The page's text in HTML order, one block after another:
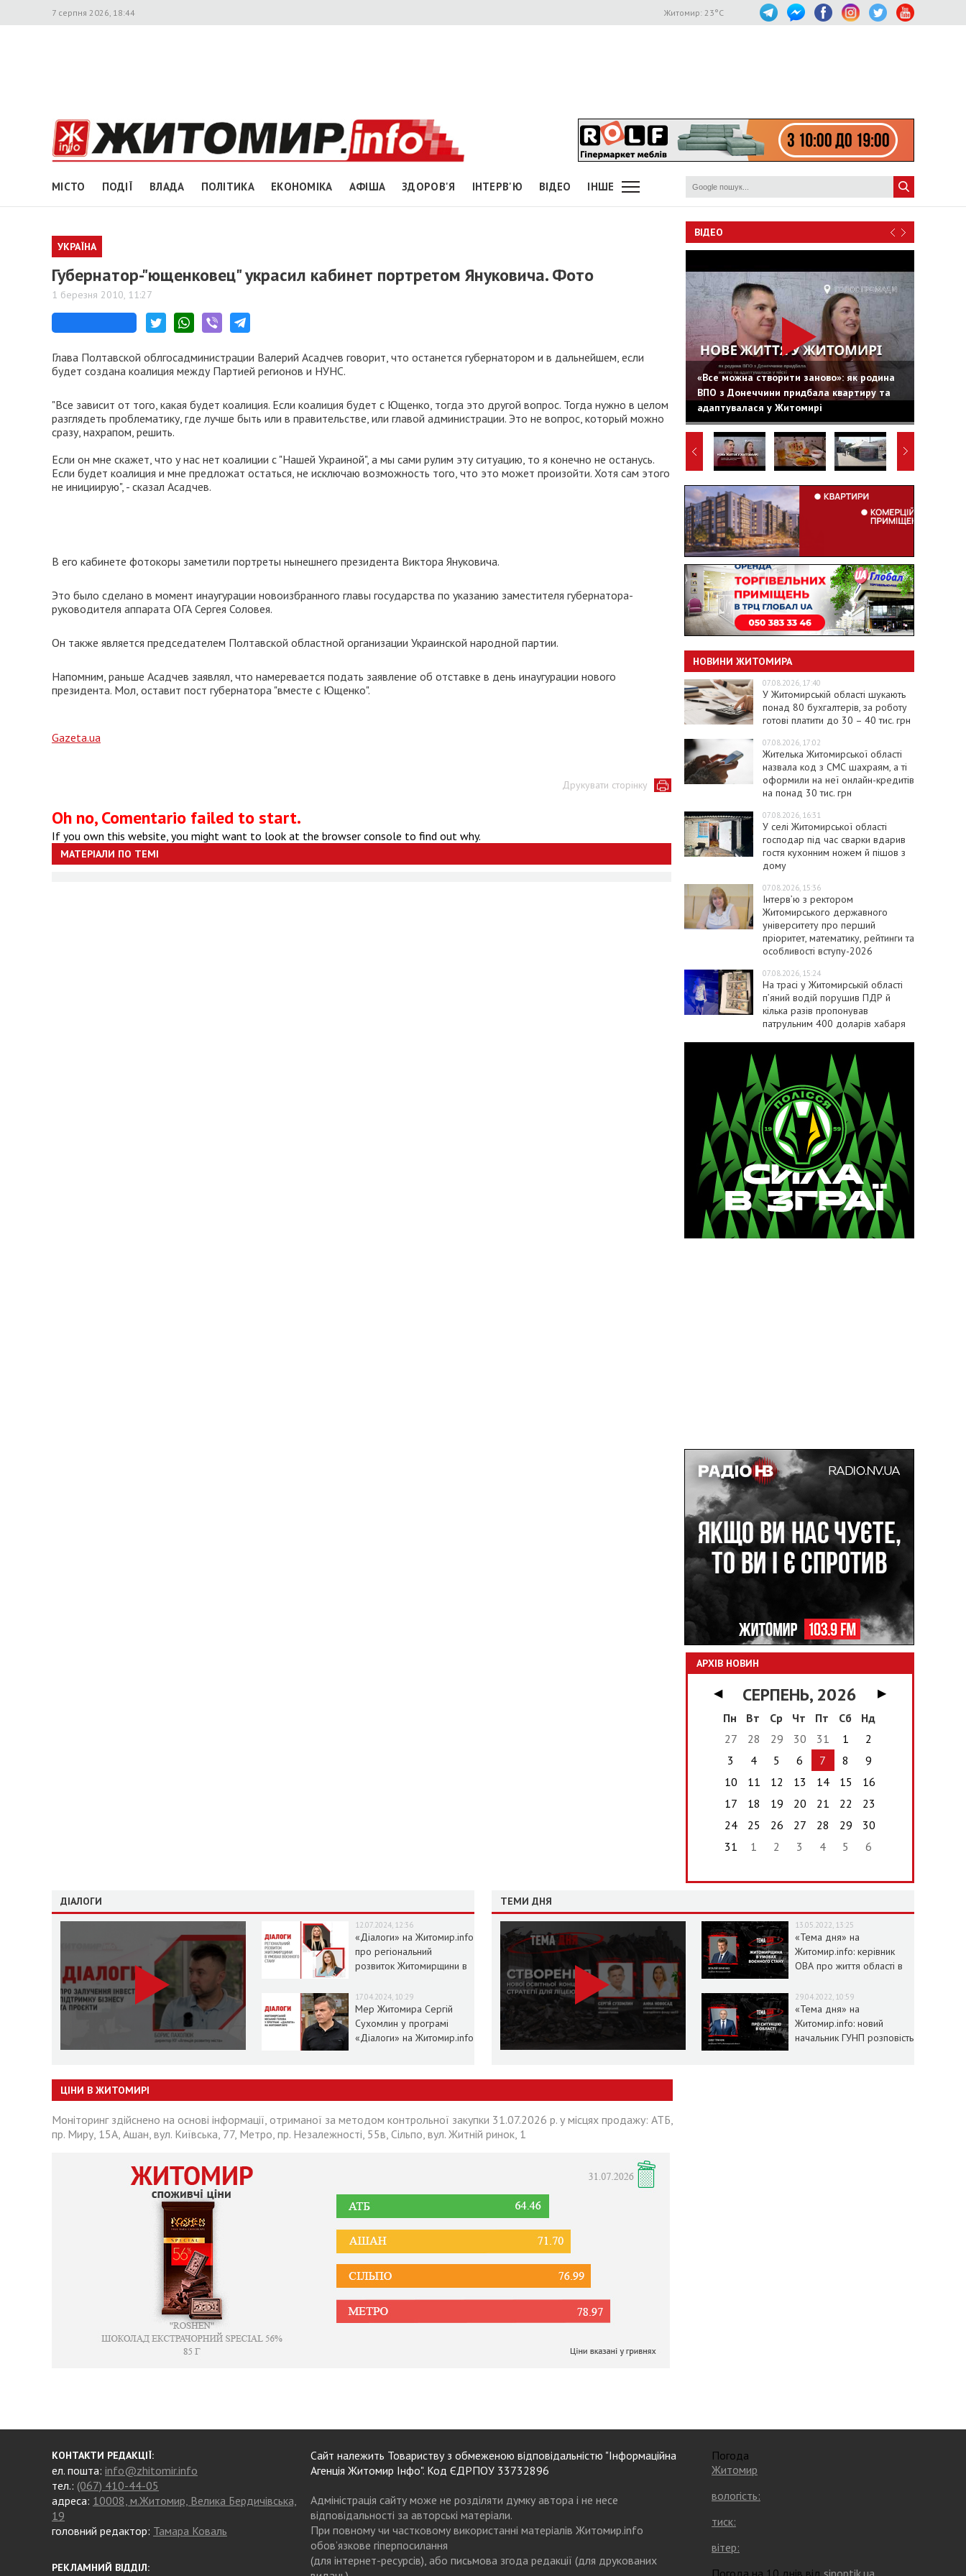
7 серпня 2026, 18:44 Житомир: 23°C
МІСТО ПОДІЇ ВЛАДА ПОЛІТИКА ЕКОНОМІКА АФІША ЗДОРОВ'Я ІНТЕРВ'Ю ВІДЕО ІНШЕ
УКРАЇНА
Губернатор-"ющенковец" украсил кабинет портретом Януковича. Фото
1 березня 2010, 11:27
Глава Полтавской облгосадминистрации Валерий Асадчев говорит, что останется губернатором и в дальнейшем, если
будет создана коалиция между Партией регионов и НУНС.
"Все зависит от того, какая будет коалиция. Если коалиция будет с Ющенко, тогда это другой вопрос. Тогда нужно в целом
разглядеть проблематику, где лучше быть или в правительстве, или главой администрации. Это не вопрос, который можно
сразу, нахрапом, решить.
Если он мне скажет, что у нас нет коалиции с "Нашей Украиной", а мы сами рулим эту ситуацию, то я конечно не останусь.
Если будет коалиция и мне предложат остаться, не исключаю возможность того, что это может произойти. Хотя сам этого
не инициирую", - сказал Асадчев.
В его кабинете фотокоры заметили портреты нынешнего президента Виктора Януковича.
Это было сделано в момент инаугурации новоизбранного главы государства по указанию заместителя губернатора-
руководителя аппарата ОГА Сергея Соловея.
Он также является председателем Полтавской областной организации Украинской народной партии.
Напомним, раньше Асадчев заявлял, что намеревается подать заявление об отставке в день инаугурации нового
президента. Мол, оставит пост губернатора "вместе с Ющенко".
Gazeta.ua
Друкувати сторінку
Oh no, Comentario failed to start.
If you own this website, you might want to look at the browser console to find out why.
МАТЕРІАЛИ ПО ТЕМІ
ВІДЕО
«Все можна створити заново»: як родина
ВПО з Донеччини придбала квартиру та
адаптувалася у Житомирі
НОВИНИ ЖИТОМИРА
07.08.2026, 17:40
У Житомирській області шукають
понад 80 бухгалтерів, за роботу
готові платити до 30 – 40 тис. грн
07.08.2026, 17:02
Жителька Житомирської області
назвала код з СМС шахраям, а ті
оформили на неї онлайн-кредитів
на понад 30 тис. грн
07.08.2026, 16:31
У селі Житомирської області
господар під час сварки вдарив
гостя кухонним ножем й пішов з
дому
07.08.2026, 15:36
Інтерв’ю з ректором
Житомирського державного
університету про перший
пріоритет, математику, рейтинги та
особливості вступу-2026
07.08.2026, 15:24
На трасі у Житомирській області
п’яний водій порушив ПДР й
кілька разів пропонував
патрульним 400 доларів хабаря
АРХІВ НОВИН
◀ СЕРПЕНЬ, 2026
▶
Пн
Вт Ср Чт Пт Сб
Нд
27
28 29 30 31 1
2
3
4 5 6 7 8
9
10
11 12 13 14 15
16
17
18 19 20 21 22
23
24
25 26 27 28 29
30
31
1 2 3 4 5 6
ДІАЛОГИ
12.07.2024, 12:36
«Діалоги» на Житомир.info
про регіональний
розвиток Житомирщини в
17.04.2024, 10:29
Мер Житомира Сергій
Сухомлин у програмі
«Діалоги» на Житомир.info
ТЕМИ ДНЯ
13.05.2022, 13:25
«Тема дня» на
Житомир.info: керівник
ОВА про життя області в
29.04.2022, 10:59
«Тема дня» на
Житомир.info: новий
начальник ГУНП розповість
ЦІНИ В ЖИТОМИРІ
Моніторинг здійснено на основі інформації, отриманої за методом контрольної закупки 31.07.2026 р. у місцях продажу: АТБ,
пр. Миру, 15А, Ашан, вул. Київська, 77, Метро, пр. Незалежності, 55в, Сільпо, вул. Житній ринок, 1
КОНТАКТИ РЕДАКЦІЇ:
ел. пошта: info@zhitomir.info
тел.: (067) 410-44-05
адреса: 10008, м.Житомир, Велика Бердичівська,
19
головний редактор: Тамара Коваль
РЕКЛАМНИЙ ВІДДІЛ:
Сайт належить Товариству з обмеженою відповідальністю "Інформаційна
Агенція Житомир Інфо". Код ЄДРПОУ 33732896
Адміністрація сайту може не розділяти думку автора і не несе
відповідальності за авторські матеріали.
При повному чи частковому використанні матеріалів Житомир.info
обов’язкове гіперпосилання
(для інтернет-ресурсів), або письмова згода редакції (для друкованих
Погода
Житомир
вологість:
тиск:
вітер:
Погода на 10 днів від sinoptik.ua